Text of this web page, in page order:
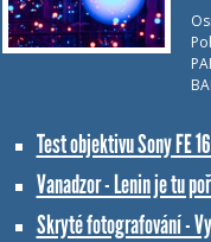
Test objektivu Sony FE
Vanadzor - Lenin je tu
Skryté fotografování -